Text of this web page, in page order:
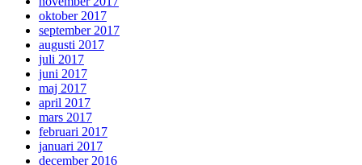
oktober 2017
september 2017
augusti 2017
juli 2017
juni 2017
maj 2017
april 2017
mars 2017
februari 2017
januari 2017
december 2016